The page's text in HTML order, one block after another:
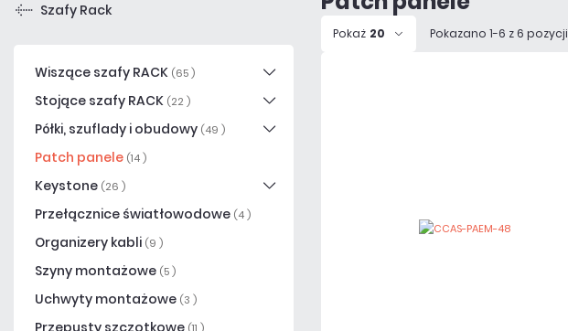
Szafy Rack
Wiszące szafy RACK (65 )
Stojące szafy RACK (22 )
Półki, szuflady i obudowy (49 )
Patch panele (14 )
Keystone (26 )
Przełącznice światłowodowe (4 )
Organizery kabli (9 )
Szyny montażowe (5 )
Uchwyty montażowe (3 )
Przepusty szczotkowe
Pokaż 20 Pokazano 1-6 z 6 pozycji